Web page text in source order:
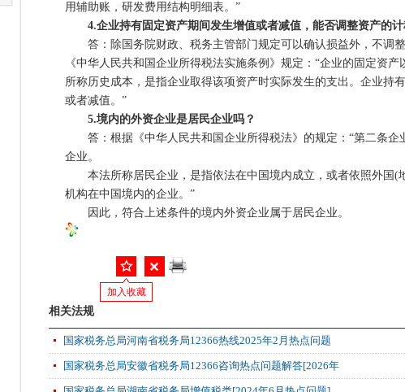
用辅助账，研发费用结构明细表。”
4.企业持有固定资产期间发生增值或者减值，能否调整资产的计
答：除国务院财政、税务主管部门规定可以确认损益外，不调
《中华人民共和国企业所得税法实施条例》规定：“企业的固定资产
所称历史成本，是指企业取得该项资产时实际发生的支出。企业持
或者减值。”
5.境内的外资企业是居民企业吗？
答：根据《中华人民共和国企业所得税法》的规定：“第二条企
企业。
本法所称居民企业，是指依法在中国境内成立，或者依照外国(
机构在中国境内的企业。”
因此，符合上述条件的境内外资企业属于居民企业。
加入收藏
相关法规
国家税务总局河南省税务局12366热线2025年2月热点问题
国家税务总局安徽省税务局12366咨询热点问题解答[2026年